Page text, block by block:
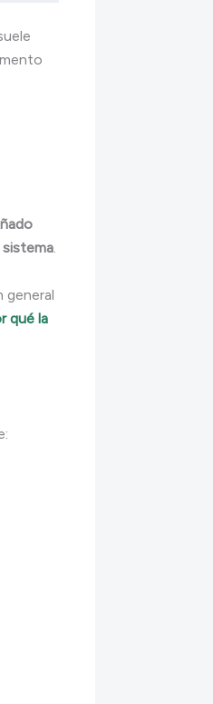
.
general
qué la